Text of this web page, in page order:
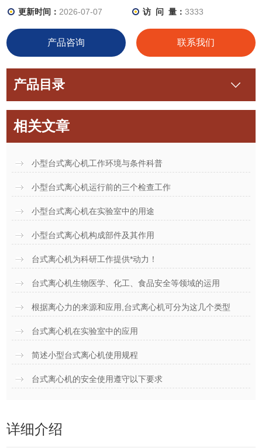
更新时间： 2026-07-07 访 问 量： 3333
产品咨询 联系我们
产品目录
相关文章
小型台式离心机工作环境与条件科普
小型台式离心机运行前的三个检查工作
小型台式离心机在实验室中的用途
小型台式离心机构成部件及其作用
台式离心机为科研工作提供*动力！
台式离心机生物医学、化工、食品安全等领域的运用
根据离心力的来源和应用,台式离心机可分为这几个类型
台式离心机在实验室中的应用
简述小型台式离心机使用规程
台式离心机的安全使用遵守以下要求
详细介绍